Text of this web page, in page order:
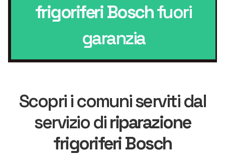
frigoriferi Boschfuori
garanzia
Scopri i comuni serviti dal
servizio diriparazione
frigoriferi Bosch